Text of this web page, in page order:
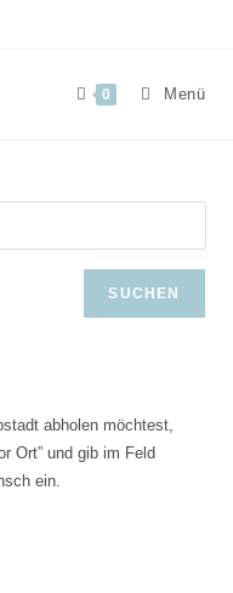
0 Menü
SUCHEN
abholen möchtest,
Ort” und gib im Feld
ein.